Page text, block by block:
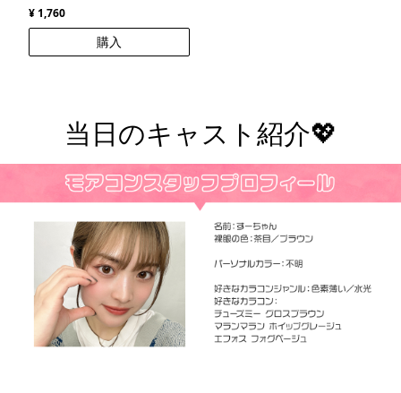
¥ 1,760
購入
当日のキャスト紹介💖